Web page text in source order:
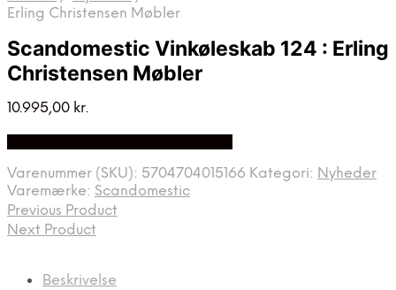
Erling Christensen Møbler
Scandomestic Vinkøleskab 124 : Erling
Christensen Møbler
10.995,00 kr.
Varenummer (SKU): 5704704015166 Kategori: Nyheder
Varemærke: Scandomestic
Previous Product
Next Product
Beskrivelse